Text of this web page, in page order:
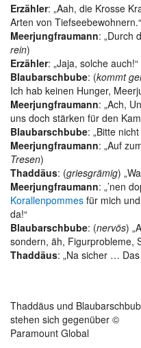
Erzähler: „Aah, die Krosse
Arten von Tiefseebewohnern.“
Meerjungfraumann: „Durch
rein)
Erzähler: „Jaja, solche auch!“
Blaubarschbube: (kommt
Ich hab keinen Hunger,
Meerjungfraumann: „Ach,
uns doch stärken für den
Blaubarschbube: „Bitte
Meerjungfraumann: „Auf
Tresen)
Thaddäus: (griesgrämig)
Meerjungfraumann: „’nen
Korallenpommes für mich
da!“
Blaubarschbube: (nervös)
sondern, äh, Figurprobleme,
Thaddäus: „Na sicher …
Thaddäus und
stehen sich gegenüber ©
Paramount Global